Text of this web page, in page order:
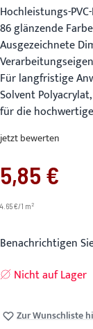
Hochleistungs-
86 glänzende
Ausgezeichnete
Für langfristige
Solvent
für die
jetzt bewerten
5,85 €
4.65 €/1 m2
Benachrichtigen
Nicht auf Lager
Zur Wunschliste